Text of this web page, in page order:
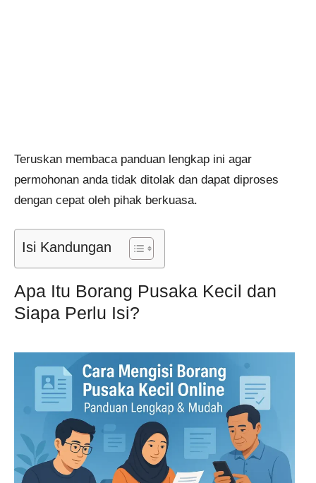
Teruskan membaca panduan lengkap ini agar
permohonan anda tidak ditolak dan dapat diproses
dengan cepat oleh pihak berkuasa.
Isi Kandungan
Apa Itu Borang Pusaka Kecil dan
Siapa Perlu Isi?